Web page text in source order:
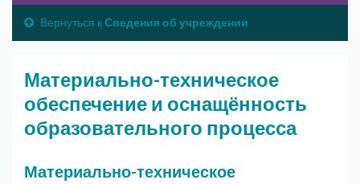
Вернуться кСведения об учреждении
Материально-техническое
обеспечение и оснащённость
образовательного процесса
Материально-техническое